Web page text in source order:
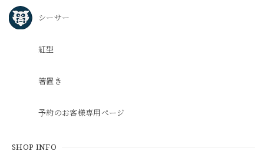
シーサー
紅型
箸置き
予約のお客様専用ページ
SHOP INFO